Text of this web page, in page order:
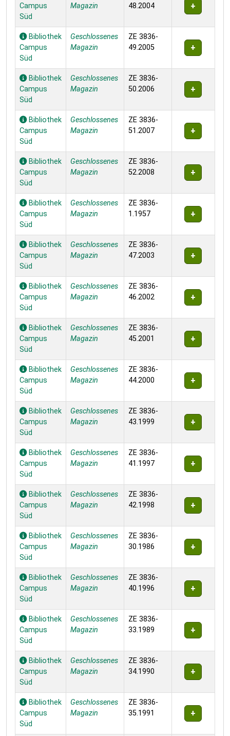
Campus
Süd
Magazin
48.2004
Bibliothek
Campus
Süd
Geschlossenes
Magazin
ZE 3836-
49.2005
Bibliothek
Campus
Süd
Geschlossenes
Magazin
ZE 3836-
50.2006
Bibliothek
Campus
Süd
Geschlossenes
Magazin
ZE 3836-
51.2007
Bibliothek
Campus
Süd
Geschlossenes
Magazin
ZE 3836-
52.2008
Bibliothek
Campus
Süd
Geschlossenes
Magazin
ZE 3836-
1.1957
Bibliothek
Campus
Süd
Geschlossenes
Magazin
ZE 3836-
47.2003
Bibliothek
Campus
Süd
Geschlossenes
Magazin
ZE 3836-
46.2002
Bibliothek
Campus
Süd
Geschlossenes
Magazin
ZE 3836-
45.2001
Bibliothek
Campus
Süd
Geschlossenes
Magazin
ZE 3836-
44.2000
Bibliothek
Campus
Süd
Geschlossenes
Magazin
ZE 3836-
43.1999
Bibliothek
Campus
Süd
Geschlossenes
Magazin
ZE 3836-
41.1997
Bibliothek
Campus
Süd
Geschlossenes
Magazin
ZE 3836-
42.1998
Bibliothek
Campus
Süd
Geschlossenes
Magazin
ZE 3836-
30.1986
Bibliothek
Campus
Süd
Geschlossenes
Magazin
ZE 3836-
40.1996
Bibliothek
Campus
Süd
Geschlossenes
Magazin
ZE 3836-
33.1989
Bibliothek
Campus
Süd
Geschlossenes
Magazin
ZE 3836-
34.1990
Bibliothek
Campus
Süd
Geschlossenes
Magazin
ZE 3836-
35.1991